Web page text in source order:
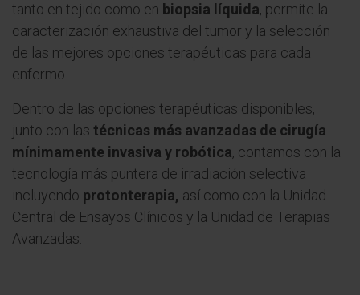
tanto en tejido como en biopsia líquida, permite la
caracterización exhaustiva del tumor y la selección
de las mejores opciones terapéuticas para cada
enfermo.
Dentro de las opciones terapéuticas disponibles,
junto con las técnicas más avanzadas de cirugía
mínimamente invasiva y robótica, contamos con la
tecnología más puntera de irradiación selectiva
incluyendo protonterapia, así como con la Unidad
Central de Ensayos Clínicos y la Unidad de Terapias
Avanzadas.